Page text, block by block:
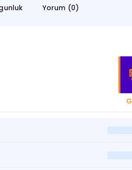
Yorum (0)